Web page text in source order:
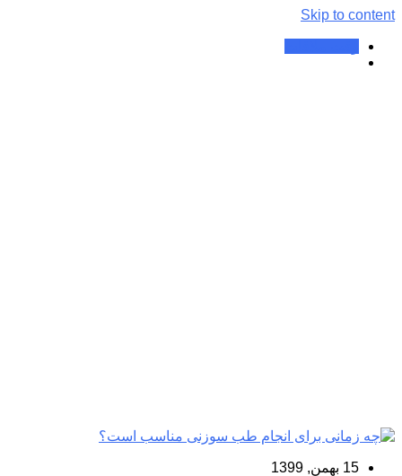
Skip to content
15 بهمن, 1399